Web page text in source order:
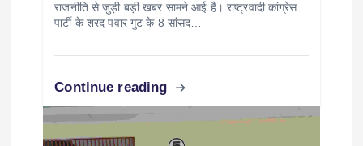
राजनीति से जुड़ी बड़ी खबर सामने आई है। राष्ट्रवादी कांग्रेस
पार्टी के शरद पवार गुट के 8 सांसद…
Continue reading